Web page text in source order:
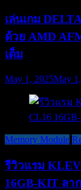
เล่นเกม
ด้วย AMD
เต็ม
May 1, 2025May
Memory Module
รีวิวแรม
16GB-KIT ลา